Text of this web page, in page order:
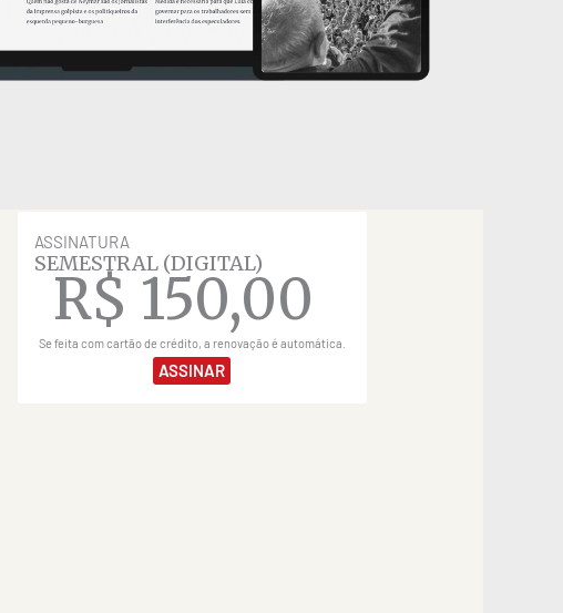
ASSINATURA
SEMESTRAL (DIGITAL)
R$ 150,00
Se feita com cartão de crédito, a renovação é automática.
ASSINAR